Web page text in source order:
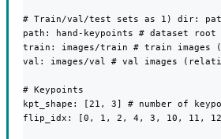
# Train/val/test sets as 1) dir:
path: hand-keypoints # dataset
train: images/train # train images
val: images/val # val images
# Keypoints
kpt_shape: [21, 3] # number of
flip_idx: [0, 1, 2, 4, 3, 10, 11,